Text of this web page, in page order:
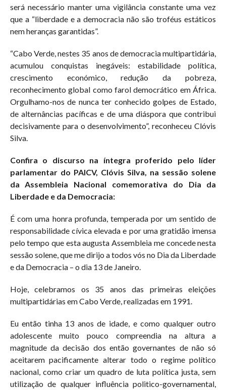
será necessário manter uma vigilância constante uma vez
que a “liberdade e a democracia não são troféus estáticos
nem heranças garantidas”.
“Cabo Verde, nestes 35 anos de democracia multipartidária,
acumulou conquistas inegáveis: estabilidade política,
crescimento económico, redução da pobreza,
reconhecimento global como farol democrático em África.
Orgulhamo-nos de nunca ter conhecido golpes de Estado,
de alternâncias pacíficas e de uma diáspora que contribui
decisivamente para o desenvolvimento”, reconheceu Clóvis
Silva.
Confira o discurso na íntegra proferido pelo líder
parlamentar do PAICV, Clóvis Silva, na sessão solene
da Assembleia Nacional comemorativa do Dia da
Liberdade e da Democracia:
É com uma honra profunda, temperada por um sentido de
responsabilidade cívica elevada e por uma gratidão imensa
pelo tempo que esta augusta Assembleia me concede nesta
sessão solene, que me dirijo a todos vós no Dia da Liberdade
e da Democracia – o dia 13 de Janeiro.
Hoje, celebramos os 35 anos das primeiras eleições
multipartidárias em Cabo Verde, realizadas em 1991.
Eu então tinha 13 anos de idade, e como qualquer outro
adolescente muito pouco compreendia na altura a
magnitude da decisão dos então governantes de não só
aceitarem pacificamente alterar todo o regime político
nacional, como criar um quadro de luta política justa, sem
utilização de qualquer influência politico-governamental,